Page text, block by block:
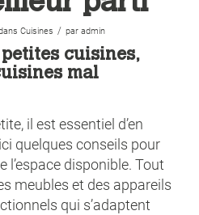
Cuisines / par admin
cuisines,
mal
il est essentiel d’en
quelques conseils pour
l’espace disponible. Tout
meubles et des appareils
qui s’adaptent